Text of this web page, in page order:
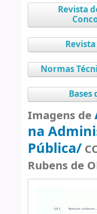
Revista
Normas
Bases
Imagens de
na
Pública/
Rubens de